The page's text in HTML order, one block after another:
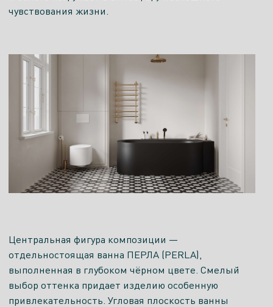
чувствования жизни.
Центральная фигура композиции —
отдельностоящая ванна ПЕРЛА (PERLA),
выполненная в глубоком чёрном цвете. Смелый
выбор оттенка придает изделию особенную
привлекательность. Угловая плоскость ванны